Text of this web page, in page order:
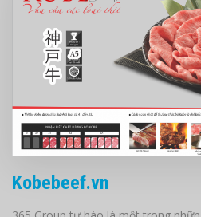
Kobebeef.vn